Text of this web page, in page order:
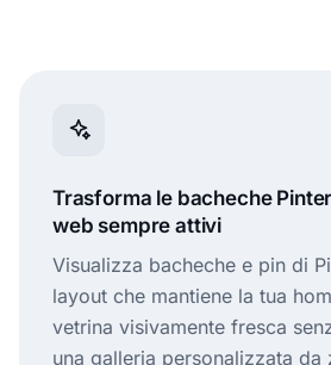
Trasforma le bacheche
web sempre attivi
Visualizza bacheche e pin di
layout che mantiene la tua
vetrina visivamente fresca
una galleria personalizzata da